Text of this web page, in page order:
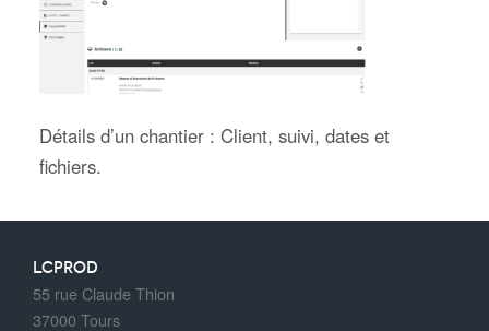
Détails d’un chantier : Client, suivi, dates et
fichiers.
LCPROD
55 rue Claude Thion
37000 Tours